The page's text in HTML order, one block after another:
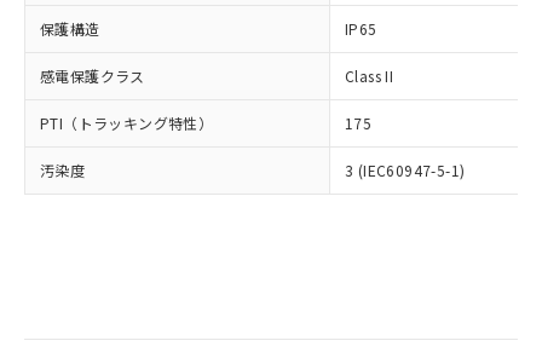
保護構造 IP65
感電保護クラス Class II
PTI（トラッキング特性） 175
汚染度 3 (IEC60947-5-1)
在庫状況および標準価格結果を当社の
事前の承諾なく第三者に漏洩または開
示しないようお願いします。
ビス）をご利用いただくには、I-Web
メンバーズにご登録されている必要が
をご了承ください。
部品在庫の切り替え状況などにより、予定
月が前後することがあります。
「ｅ」：有害物質（10物質）のすべてが基
準値以下であることを示します。
「10」：通常の使用状況下において有害物
質が外部に漏えいし、環境に深刻な影響を
及ぼさない年数を意味します。
「－」：未確認です。当社販売部門へお問
い合わせください。
当社は、貴社製品を第三者に販売する
場合は、上記1、2および3の内容を当
該第三者に通知します。また当社は、
販売先および販売に係わる関係者が違
法に輸出するおそれがある場合は、取
り引きをいたしません。
機器販売店・当社販売員にご確
空
白
受注生産機種、また在庫状況の
情報を公開していない機種